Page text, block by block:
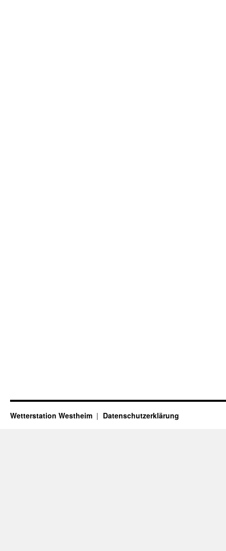
Wetterstation Westheim Datenschutzerklärung